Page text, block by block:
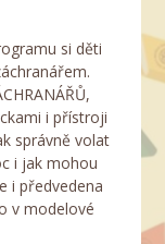
si děti
i přístroji
správně volat
i jak mohou
i předvedena
v modelové